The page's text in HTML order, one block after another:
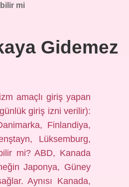
mi
Gidemez
amaçlı giriş yapan
giriş izni verilir):
Finlandiya,
Lüksemburg,
mi? ABD, Kanada
Japonya, Güney
Aynısı Kanada,